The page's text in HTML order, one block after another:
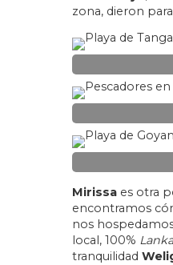
zona, dieron
Mirissa es otra
encontramos
nos
local, 100%
tranquilidad